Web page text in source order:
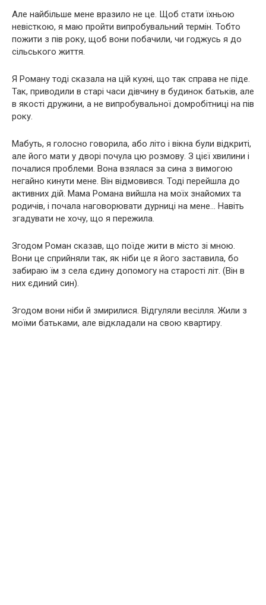
Але найбільше мене вразило не це. Щоб стати їхньою
невісткою, я маю пройти випробувальний термін. Тобто
пожити з пів року, щоб вони побачили, чи годжусь я до
сільського життя.
Я Роману тоді сказала на цій кухні, що так справа не піде.
Так, приводили в старі часи дівчину в будинок батьків, але
в якості дружини, а не випробувальної домробітниці на пів
року.
Мабуть, я голосно говорила, або літо і вікна були відкриті,
але його мати у дворі почула цю розмову. З цієї хвилини і
почалися проблеми. Вона взялася за сина з вимогою
негайно кинути мене. Він відмовився. Тоді перейшла до
активних дій. Мама Романа вийшла на моїх знайомих та
родичів, і почала наговорювати дурниці на мене… Навіть
згадувати не хочу, що я пережила.
Згодом Роман сказав, що поїде жити в місто зі мною.
Вони це сприйняли так, як ніби це я його заставила, бо
забираю їм з села єдину допомогу на старості літ. (Він в
них єдиний син).
Згодом вони ніби й змирилися. Відгуляли весілля. Жили з
моїми батьками, але відкладали на свою квартиру.